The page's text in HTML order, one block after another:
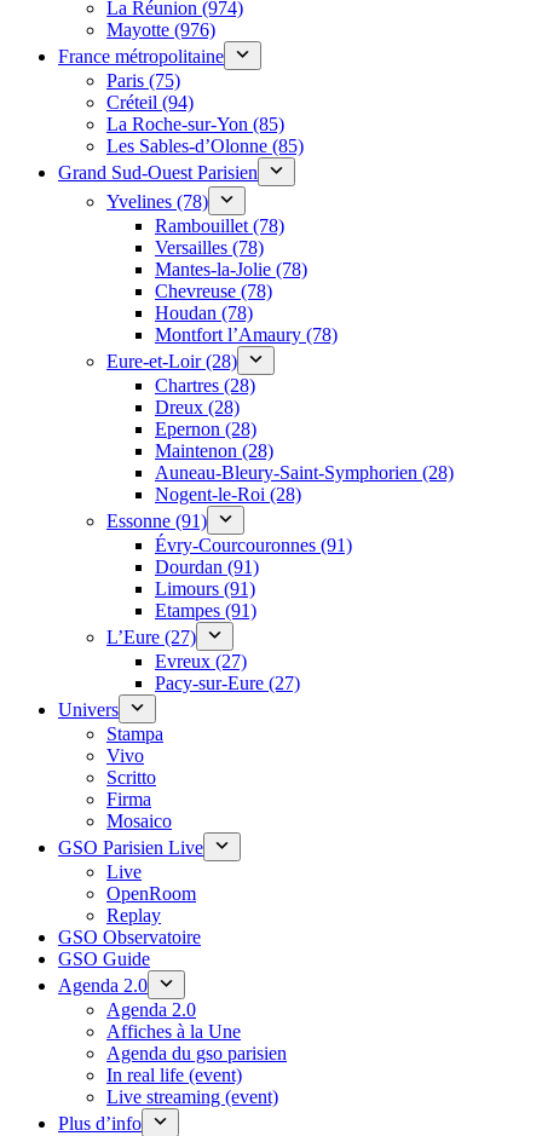
La Réunion (974)
Mayotte (976)
France métropolitaine
Paris (75)
Créteil (94)
La Roche-sur-Yon (85)
Les Sables-d’Olonne (85)
Grand Sud-Ouest Parisien
Yvelines (78)
Rambouillet (78)
Versailles (78)
Mantes-la-Jolie (78)
Chevreuse (78)
Houdan (78)
Montfort l’Amaury (78)
Eure-et-Loir (28)
Chartres (28)
Dreux (28)
Epernon (28)
Maintenon (28)
Auneau-Bleury-Saint-Symphorien (28)
Nogent-le-Roi (28)
Essonne (91)
Évry-Courcouronnes (91)
Dourdan (91)
Limours (91)
Etampes (91)
L’Eure (27)
Evreux (27)
Pacy-sur-Eure (27)
Univers
Stampa
Vivo
Scritto
Firma
Mosaico
GSO Parisien Live
Live
OpenRoom
Replay
GSO Observatoire
GSO Guide
Agenda 2.0
Agenda 2.0
Affiches à la Une
Agenda du gso parisien
In real life (event)
Live streaming (event)
Plus d’info